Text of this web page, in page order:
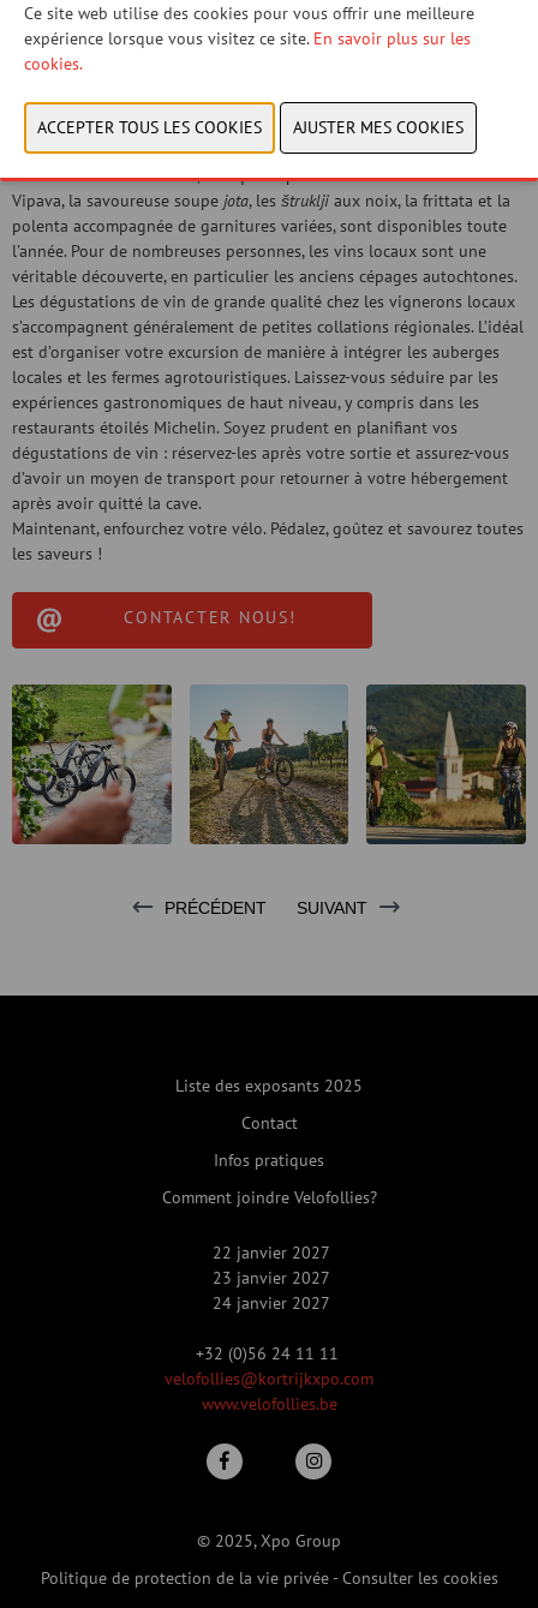
les potagers près des maisons et les champs de cultures variées. La
vallée de la Vipava et la région frontalière de Goriška forment un
véritable jardin qui fournit la plupart des ingrédients que vous
retrouverez ensuite dans votre assiette. Les menus, inspirés par
d’anciennes traditions et adaptés aux saisons, vous invitent à revenir
dans la vallée pour découvrir toute sa diversité.
Certains incontournables, tels que le prosciutto de la vallée de la
Vipava, la savoureuse soupe jota, les štruklji aux noix, la frittata et la
polenta accompagnée de garnitures variées, sont disponibles toute
l’année. Pour de nombreuses personnes, les vins locaux sont une
véritable découverte, en particulier les anciens cépages autochtones.
Les dégustations de vin de grande qualité chez les vignerons locaux
s’accompagnent généralement de petites collations régionales. L’idéal
est d’organiser votre excursion de manière à intégrer les auberges
locales et les fermes agrotouristiques. Laissez-vous séduire par les
expériences gastronomiques de haut niveau, y compris dans les
restaurants étoilés Michelin. Soyez prudent en planifiant vos
dégustations de vin : réservez-les après votre sortie et assurez-vous
d’avoir un moyen de transport pour retourner à votre hébergement
après avoir quitté la cave.
Maintenant, enfourchez votre vélo. Pédalez, goûtez et savourez toutes
les saveurs !
CONTACTER NOUS!
PRÉCÉDENT SUIVANT
Liste des exposants 2025
Contact
Infos pratiques
Comment joindre Velofollies?
22 janvier 2027
23 janvier 2027
24 janvier 2027
+32 (0)56 24 11 11
velofollies@kortrijkxpo.com
www.velofollies.be
© 2025, Xpo Group
Politique de protection de la vie privée-Consulter les cookies
Ce site web utilise des cookies pour vous offrir une meilleure
expérience lorsque vous visitez ce site. En savoir plus sur les
cookies.